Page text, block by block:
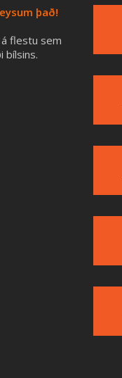
það!
flestu sem
bílsins.